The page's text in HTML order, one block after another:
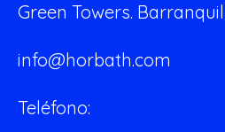
Green Towers.
info@horbath.com
Teléfono: